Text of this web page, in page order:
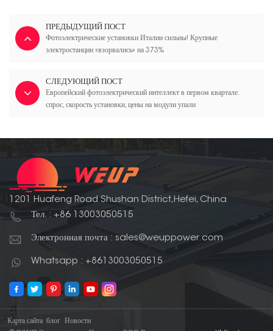
ПРЕДЫДУЩИЙ ПОСТ
Фотоэлектрические установки Италии сильны! Крупные
электростанции «взорвались» на 373%
СЛЕДУЮЩИЙ ПОСТ
Европейский фотоэлектрический интеллект в первом квартале:
спрос, скорость установки, цены на модули упали
1201 Huafeng Road Shushan District,Hefei, China
Тел. : +86 13003050515
Электронная почта : sales@weuppower.com
Whatsapp : +8613003050515
Карта сайта блог Новости